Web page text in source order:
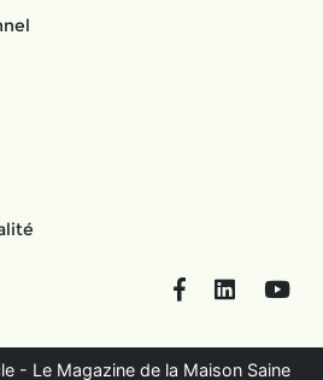
FacebookLinkedIn
- Le Magazine de la Maison Saine